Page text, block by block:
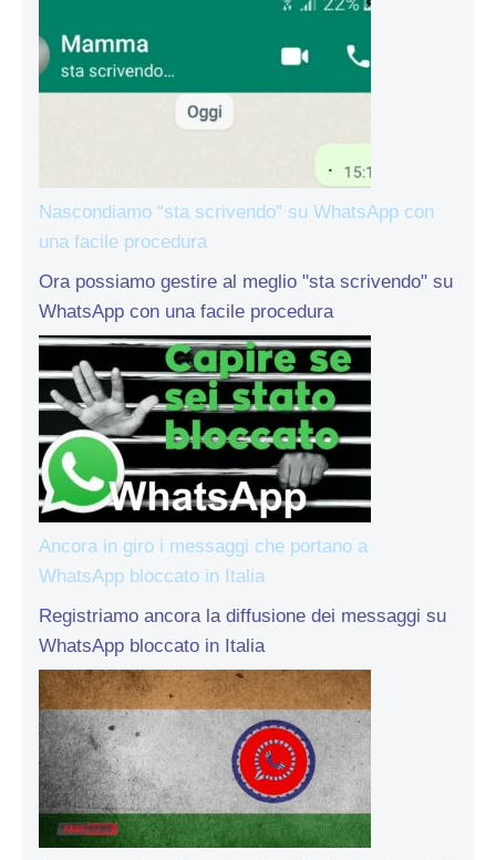
Nascondiamo “sta scrivendo” su WhatsApp con
una facile procedura
Ora possiamo gestire al meglio "sta scrivendo" su
WhatsApp con una facile procedura
Ancora in giro i messaggi che portano a
WhatsApp bloccato in Italia
Registriamo ancora la diffusione dei messaggi su
WhatsApp bloccato in Italia